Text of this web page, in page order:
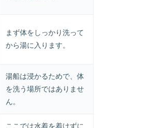
まず体をしっかり洗って
から湯に入ります。
湯船は浸かるためで、体
を洗う場所ではありませ
ん。
ここでは水着を着けずに